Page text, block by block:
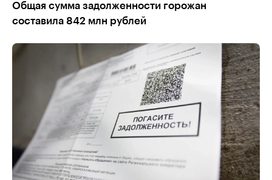
Общая сумма задолженности горожан
составила 842 млн рублей